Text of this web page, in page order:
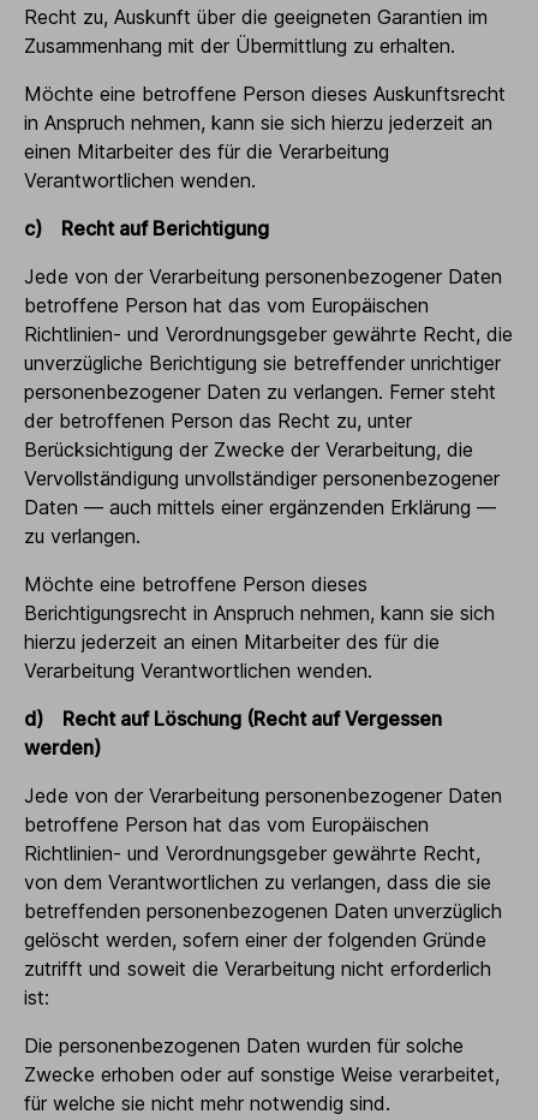
Recht zu, Auskunft über die geeigneten Garantien im
Zusammenhang mit der Übermittlung zu erhalten.
Möchte eine betroffene Person dieses Auskunftsrecht
in Anspruch nehmen, kann sie sich hierzu jederzeit an
einen Mitarbeiter des für die Verarbeitung
Verantwortlichen wenden.
c) Recht auf Berichtigung
Jede von der Verarbeitung personenbezogener Daten
betroffene Person hat das vom Europäischen
Richtlinien- und Verordnungsgeber gewährte Recht, die
unverzügliche Berichtigung sie betreffender unrichtiger
personenbezogener Daten zu verlangen. Ferner steht
der betroffenen Person das Recht zu, unter
Berücksichtigung der Zwecke der Verarbeitung, die
Vervollständigung unvollständiger personenbezogener
Daten — auch mittels einer ergänzenden Erklärung —
zu verlangen.
Möchte eine betroffene Person dieses
Berichtigungsrecht in Anspruch nehmen, kann sie sich
hierzu jederzeit an einen Mitarbeiter des für die
Verarbeitung Verantwortlichen wenden.
d) Recht auf Löschung (Recht auf Vergessen
werden)
Jede von der Verarbeitung personenbezogener Daten
betroffene Person hat das vom Europäischen
Richtlinien- und Verordnungsgeber gewährte Recht,
von dem Verantwortlichen zu verlangen, dass die sie
betreffenden personenbezogenen Daten unverzüglich
gelöscht werden, sofern einer der folgenden Gründe
zutrifft und soweit die Verarbeitung nicht erforderlich
ist:
Die personenbezogenen Daten wurden für solche
Zwecke erhoben oder auf sonstige Weise verarbeitet,
für welche sie nicht mehr notwendig sind.